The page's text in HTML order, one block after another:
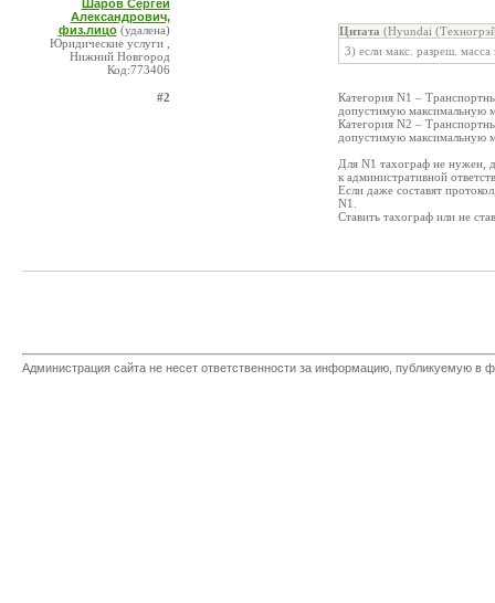
Шаров Сергей
Александрович,
физ.лицо (удалена)
Юридические услуги ,
Нижний Новгород
Код:773406
#2
Цитата (Hyundai
3) если макс. разреш.
Категория N1 –
допустимую максимальную
Категория N2 –
допустимую максимальную
Для N1 тахограф не нужен,
к административной
Если даже составят
N1.
Ставить тахограф или не
Администрация сайта не несет ответственности за информацию, публикуемую